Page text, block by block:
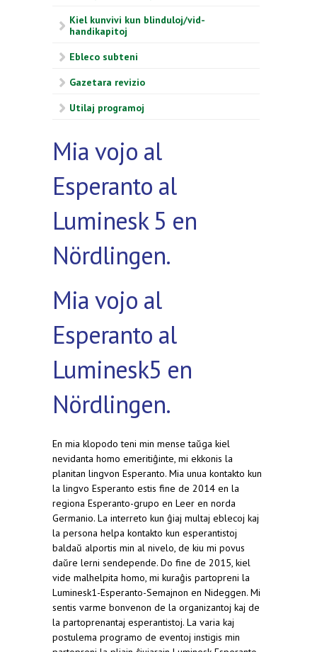
Kiel kunvivi kun blinduloj/vid-
handikapitoj
Ebleco subteni
Gazetara revizio
Utilaj programoj
Mia vojo al
Esperanto al
Luminesk 5 en
Nördlingen.
Mia vojo al
Esperanto al
Luminesk5 en
Nördlingen.
En mia klopodo teni min mense taŭga kiel
nevidanta homo emeritiĝinte, mi ekkonis la
planitan lingvon Esperanto. Mia unua kontakto kun
la lingvo Esperanto estis fine de 2014 en la
regiona Esperanto-grupo en Leer en norda
Germanio. La interreto kun ĝiaj multaj eblecoj kaj
la persona helpa kontakto kun esperantistoj
baldaŭ alportis min al nivelo, de kiu mi povus
daŭre lerni sendepende. Do fine de 2015, kiel
vide malhelpita homo, mi kuraĝis partopreni la
Luminesk1-Esperanto-Semajnon en Nideggen. Mi
sentis varme bonvenon de la organizantoj kaj de
la partoprenantaj esperantistoj. La varia kaj
postulema programo de eventoj instigis min